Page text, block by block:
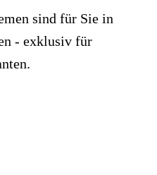
sind für Sie in
- exklusiv für